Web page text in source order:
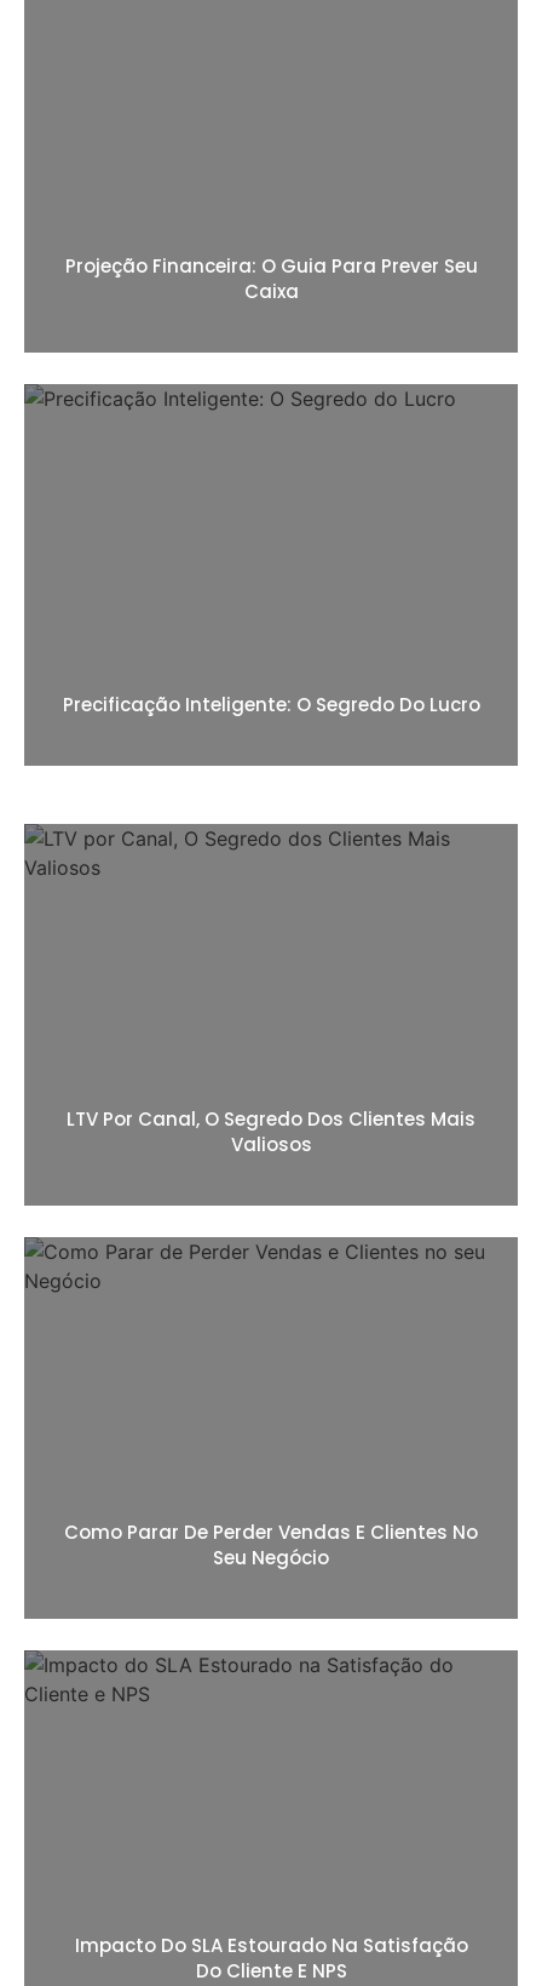
Projeção Financeira: O Guia Para Prever Seu
Caixa
Precificação Inteligente: O Segredo Do Lucro
LTV Por Canal, O Segredo Dos Clientes Mais
Valiosos
Como Parar De Perder Vendas E Clientes No
Seu Negócio
Impacto Do SLA Estourado Na Satisfação
Do Cliente E NPS